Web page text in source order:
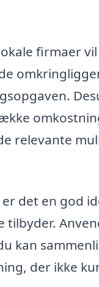
firmaer
relevante
det en god
kan
der ikke